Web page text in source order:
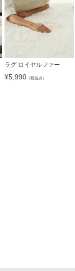
ラグ ロイヤルファー
¥5,990（税込み）